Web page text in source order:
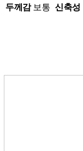
두께감보통 신축성